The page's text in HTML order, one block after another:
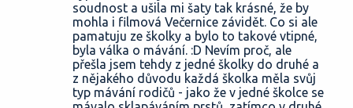
soudnost a ušila mi šaty tak krásné, že by
mohla i filmová Večernice závidět. Co si ale
pamatuju ze školky a bylo to takové vtipné,
byla válka o mávání. :D Nevím proč, ale
přešla jsem tehdy z jedné školky do druhé a
z nějakého důvodu každá školka měla svůj
typ mávání rodičů - jako že v jedné školce se